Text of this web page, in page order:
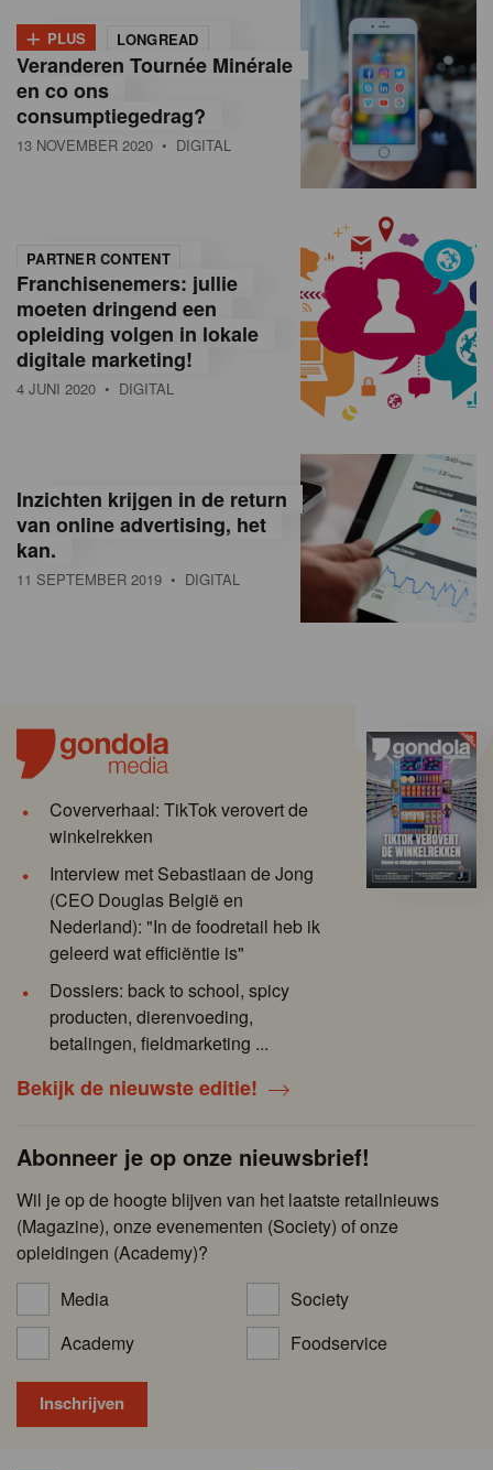
+ PLUS LONGREAD
Veranderen Tournée Minérale
en co ons
consumptiegedrag?
13 NOVEMBER 2020 • DIGITAL
PARTNER CONTENT
Franchisenemers: jullie
moeten dringend een
opleiding volgen in lokale
digitale marketing!
4 JUNI 2020 • DIGITAL
Inzichten krijgen in de return
van online advertising, het
kan.
11 SEPTEMBER 2019 • DIGITAL
Coververhaal: TikTok verovert de
winkelrekken
Interview met Sebastiaan de Jong
(CEO Douglas België en
Nederland): "In de foodretail heb ik
geleerd wat efficiëntie is"
Dossiers: back to school, spicy
producten, dierenvoeding,
betalingen, fieldmarketing ...
Bekijk de nieuwste editie!
Abonneer je op onze nieuwsbrief!
Wil je op de hoogte blijven van het laatste retailnieuws
(Magazine), onze evenementen (Society) of onze
opleidingen (Academy)?
Media
Society
Academy
Foodservice